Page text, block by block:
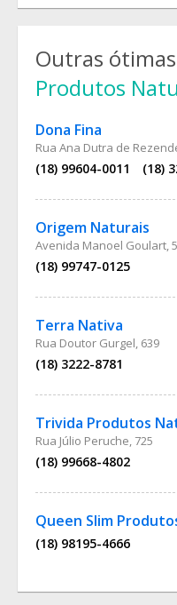
Outras
Produtos
Dona Fina
Rua Ana Dutra de
(18) 99604-0011 (18)
Origem Naturais
Avenida Manoel Goulart,
(18) 99747-0125
Terra Nativa
Rua Doutor Gurgel, 639
(18) 3222-8781
Trivida Produtos
Rua Júlio Peruche, 725
(18) 99668-4802
Queen Slim
(18) 98195-4666